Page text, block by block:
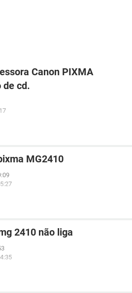
Canon PIXMA
de cd.
MG2410
2410 não liga